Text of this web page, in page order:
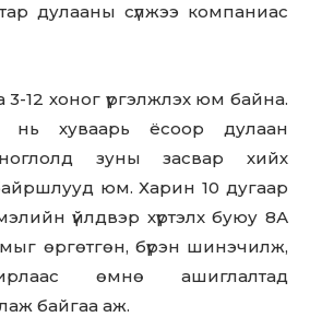
дулааны сүлжээ компаниас
3-12 хоног үргэлжлэх юм байна.
нь хуваарь ёсоор дулаан
зуны засвар хийх
юм. Харин 10 дугаар
үйлдвэр хүртэлх буюу 8А
өргөтгөн, бүрэн шинэчилж,
өмнө ашиглалтад
байгаа аж.